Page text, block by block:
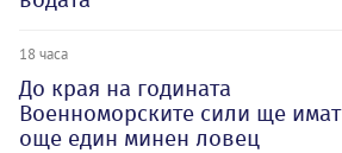
18 часа
До края на годината
Военноморските сили ще имат
още един минен ловец